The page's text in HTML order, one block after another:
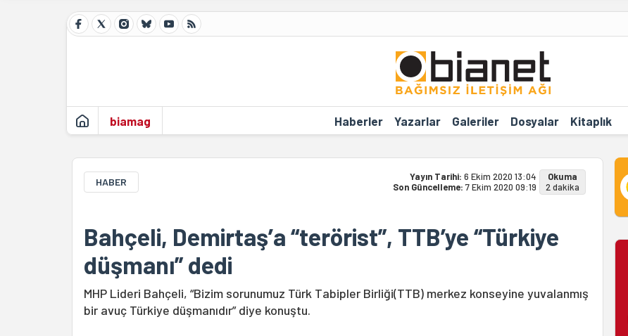
biamag Haberler Yazarlar Galeriler Dosyalar Kitaplık
HABER Yayın Tarihi: 6 Ekim 2020 13:04
Son Güncelleme: 7 Ekim 2020 09:19
Okuma
2 dakika
Bahçeli, Demirtaş’a “terörist”, TTB’ye “Türkiye
düşmanı” dedi
MHP Lideri Bahçeli, “Bizim sorunumuz Türk Tabipler Birliği(TTB) merkez konseyine yuvalanmış
bir avuç Türkiye düşmanıdır” diye konuştu.